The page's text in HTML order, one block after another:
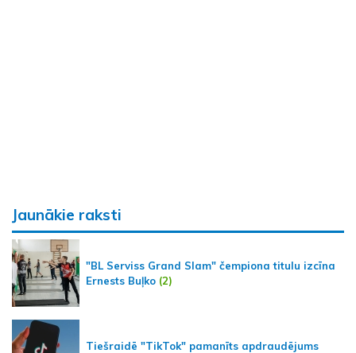
Jaunākie raksti
"BL Serviss Grand Slam" čempiona titulu izcīna
Ernests Buļko (2)
Tiešraidē "TikTok" pamanīts apdraudējums